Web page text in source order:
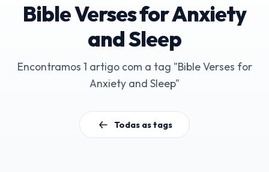
Bible Verses for Anxiety
and Sleep
Encontramos 1 artigo com a tag "Bible Verses for
Anxiety and Sleep"
Todas as tags